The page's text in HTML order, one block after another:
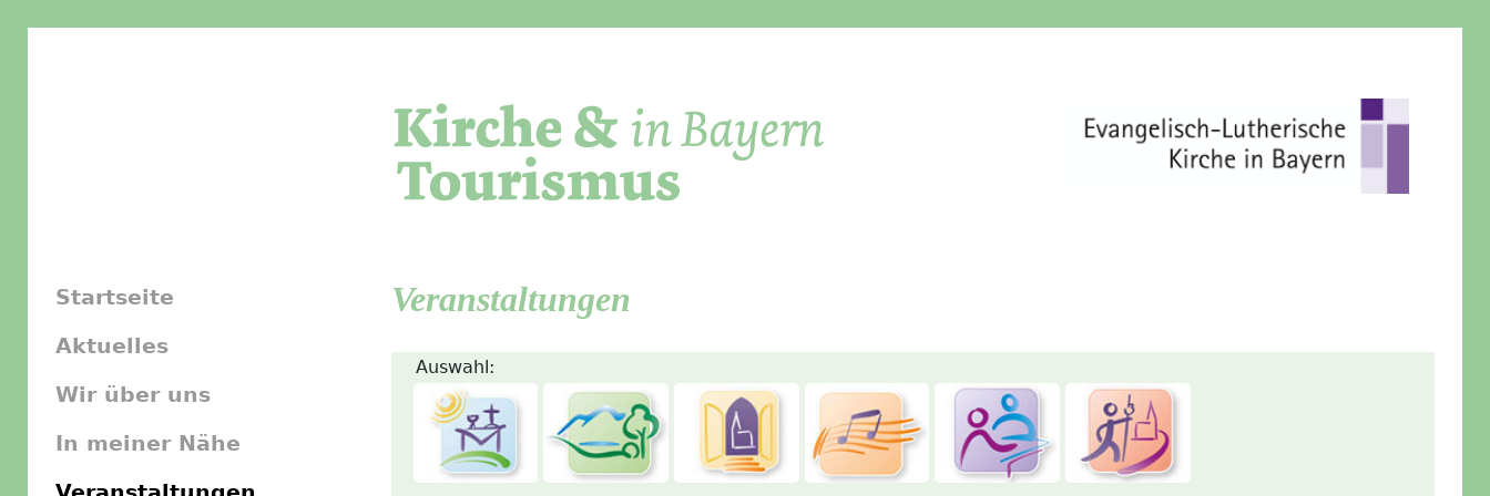
Startseite
Aktuelles
Wir über uns
In meiner Nähe
Veranstaltungen
Auswahl: